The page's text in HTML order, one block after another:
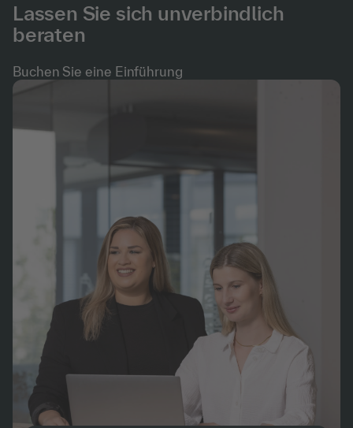
Lassen Sie sich unverbindlich
beraten
Buchen Sie eine Einführung